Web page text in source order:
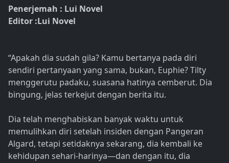
Penerjemah : Lui Novel
Editor :Lui Novel
“Apakah dia sudah gila? Kamu bertanya pada diri
sendiri pertanyaan yang sama, bukan, Euphie? Tilty
menggerutu padaku, suasana hatinya cemberut. Dia
bingung, jelas terkejut dengan berita itu.
Dia telah menghabiskan banyak waktu untuk
memulihkan diri setelah insiden dengan Pangeran
Algard, tetapi setidaknya sekarang, dia kembali ke
kehidupan sehari-harinya—dan dengan itu, dia